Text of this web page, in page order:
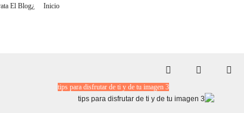
Inicio
¿De Qué Trata El Blog?
3 tips para disfrutar de ti y de tu imagen